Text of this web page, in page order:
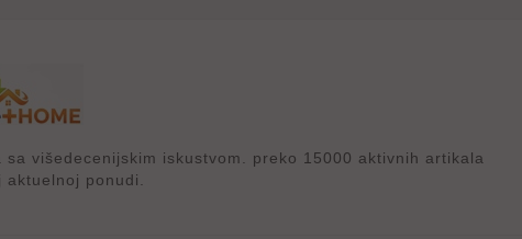
višedecenijskim iskustvom. preko 15000 aktivnih artikala
ponudi.